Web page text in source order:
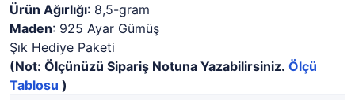
Ürün Ağırlığı: 8,5-gram
Maden: 925 Ayar Gümüş
Şık Hediye Paketi
(Not: Ölçünüzü Sipariş Notuna Yazabilirsiniz. Ölçü
Tablosu )